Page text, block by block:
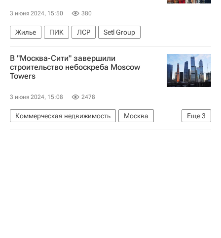
Комплекс городского хозяйства Москвы
ЖКХ
Управляющие компании
3 июня 2024, 15:50 380
Жилье ПИК ЛСР Setl Group
В "Москва-Сити" завершили
строительство небоскреба Moscow
Towers
3 июня 2024, 15:08 2478
Еще3
Коммерческая недвижимость
Москва
Небоскребы
Строительство Москва-Сити